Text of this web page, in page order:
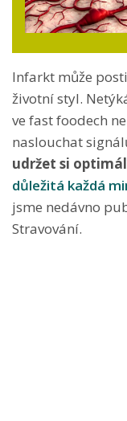
Infarkt může
životní styl.
ve fast foodech
naslouchat
udržet si
důležitá každá
jsme nedávno
Stravování.